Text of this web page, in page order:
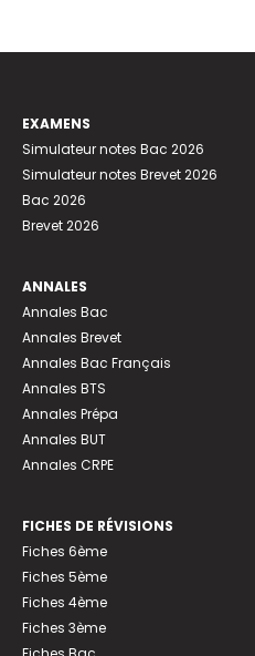
EXAMENS
Simulateur notes Bac 2026
Simulateur notes Brevet 2026
Bac 2026
Brevet 2026
ANNALES
Annales Bac
Annales Brevet
Annales Bac Français
Annales BTS
Annales Prépa
Annales BUT
Annales CRPE
FICHES DE RÉVISIONS
Fiches 6ème
Fiches 5ème
Fiches 4ème
Fiches 3ème